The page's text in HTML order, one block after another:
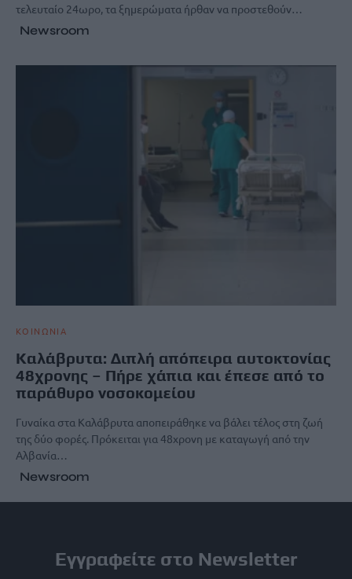
τελευταίο 24ωρο, τα ξημερώματα ήρθαν να προστεθούν…
Newsroom
ΚΟΙΝΩΝΙΑ
Καλάβρυτα: Διπλή απόπειρα αυτοκτονίας
48χρονης – Πήρε χάπια και έπεσε από το
παράθυρο νοσοκομείου
Γυναίκα στα Καλάβρυτα αποπειράθηκε να βάλει τέλος στη ζωή
της δύο φορές. Πρόκειται για 48χρονη με καταγωγή από την
Αλβανία…
Newsroom
Εγγραφείτε στο Newsletter